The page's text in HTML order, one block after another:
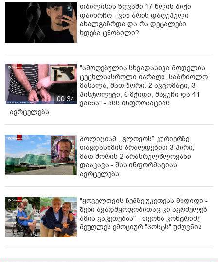
პოლიციის სამმართველოში, პოლიციელმა, რომელიც
ავტომობილის უკანა სავარძელზე იჯდა, მას თავის
პე*ისზე მიანიშნა. სამმართველომდე ნახევარსაათიან
გზაზე მან ეს ჟესტი არაერთხელ გაიმეორა. „ხელით
მიმითითებდა ფეხებს შორის, მოდი, აქ დამიჯექი.
თავიდან ძალიან შემეშინდა ამ ყველაფრის
მოყოლის;"
- "ვიდეოს მიღებდნენ პოლიციის თანამშრომლები,
ნიღბები ეკეთათ, მეუბნებოდნენ, ვიცით შენზე, რომ
სტრიპტიზს ცეკვავ გახდილიო, არ ვიცოდი, მაგას
რატომ მეუბნებოდნენ ან რა უნდა მექნა, საშინელება
იყო, სავარაუდოდ, ჩემი განერვიულება უნდოდათ,
შანტაჟიც”;
-"გარდა იმისა, რაც უშუალოდ მე მითხრეს, გავიგე,
როგორ უთხრა იმავე პოლიციელმა სხვა გოგოს -
“სასტვენს გაგტენი *რაკში!”;
- „*ლეს მოწოვ? აქ 100 ლარს რომ იღებ, წამოდი და 101
ლარად მე მოგ**ნავ. ყველა დირკაში გი*მარ";
-„ტ*აკში გაგიკეთებთ დუბინკას, თქვენ ევროპაში ხომ
მოწონთ ტ*აკში სე*სი“;
თბილისის ზღვაში 17 წლის ბიჭი
დაიხრჩო - ვინ არის დაღუპული
ახალგაზრდა და რა დეტალები
ხდება ცნობილი?
00:34
"ამოღებულია სხვადასხვა მოდელის
ცეცხლსასროლი იარაღი, საბრძოლო
მასალა, მათ შორი: 2 ავტომატი, 3
პისტოლეტი, 6 მჭიდი, მაყუჩი და 41
ვაზნა" - შსს ინფორმაციას
ავრცელებს
პოლიციამ ,,გლოვოს” კურიერზე
თავდასხმის ბრალდებით 3 პირი,
მათ შორის 2 არასრულწლოვანი
დააკავა - შსს ინფორმაციას
ავრცელებს
"ყოველთვის ჩემზე უკეთესს მხდიდი -
შენი ავადმყოფობითაც კი აგრძელებ
ამის გაკეთებას" - თეონა კონტრიძე
მეუღლეს ემოციურ "პოსტს" უძღვნის